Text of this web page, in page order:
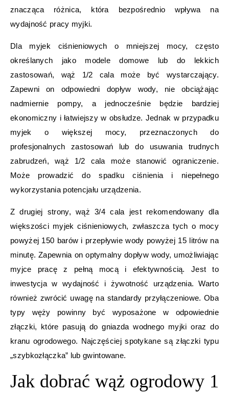
znacząca różnica, która bezpośrednio wpływa na
wydajność pracy myjki.
Dla myjek ciśnieniowych o mniejszej mocy, często
określanych jako modele domowe lub do lekkich
zastosowań, wąż 1/2 cala może być wystarczający.
Zapewni on odpowiedni dopływ wody, nie obciążając
nadmiernie pompy, a jednocześnie będzie bardziej
ekonomiczny i łatwiejszy w obsłudze. Jednak w przypadku
myjek o większej mocy, przeznaczonych do
profesjonalnych zastosowań lub do usuwania trudnych
zabrudzeń, wąż 1/2 cala może stanowić ograniczenie.
Może prowadzić do spadku ciśnienia i niepełnego
wykorzystania potencjału urządzenia.
Z drugiej strony, wąż 3/4 cala jest rekomendowany dla
większości myjek ciśnieniowych, zwłaszcza tych o mocy
powyżej 150 barów i przepływie wody powyżej 15 litrów na
minutę. Zapewnia on optymalny dopływ wody, umożliwiając
myjce pracę z pełną mocą i efektywnością. Jest to
inwestycja w wydajność i żywotność urządzenia. Warto
również zwrócić uwagę na standardy przyłączeniowe. Oba
typy węży powinny być wyposażone w odpowiednie
złączki, które pasują do gniazda wodnego myjki oraz do
kranu ogrodowego. Najczęściej spotykane są złączki typu
„szybkozłączka” lub gwintowane.
Jak dobrać wąż ogrodowy 1